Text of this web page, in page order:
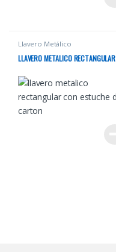
Llavero Metálico
LLAVERO METALICO RECTANGULAR